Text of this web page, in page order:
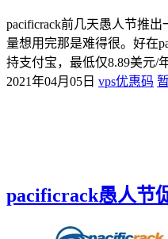
pacificrack前几天愚人节推
量想用完那是难得很。好在
持支付宝，最低仅8.89美元/
2021年04月05日 vps优惠码
pacificrack愚人节